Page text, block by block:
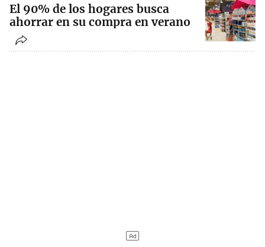
El 90% de los hogares busca
ahorrar en su compra en verano